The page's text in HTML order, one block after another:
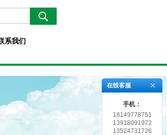
系我们
在线客服
手机：
18149778751
13918091972
13524731726